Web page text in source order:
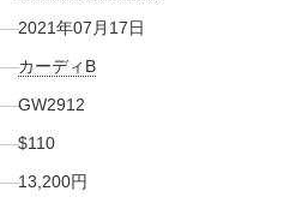
2021年07月17日
カーディB
GW2912
$110
13,200円